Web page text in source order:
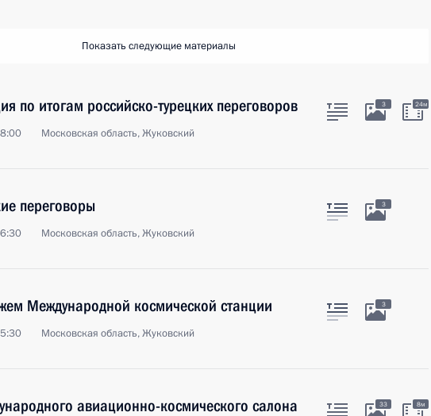
Показать следующие материалы
по итогам российско-турецких переговоров
Московская область, Жуковский
3 24м
переговоры
Московская область, Жуковский
3
Международной космической станции
Московская область, Жуковский
3
авиационно-космического салона
33 8м